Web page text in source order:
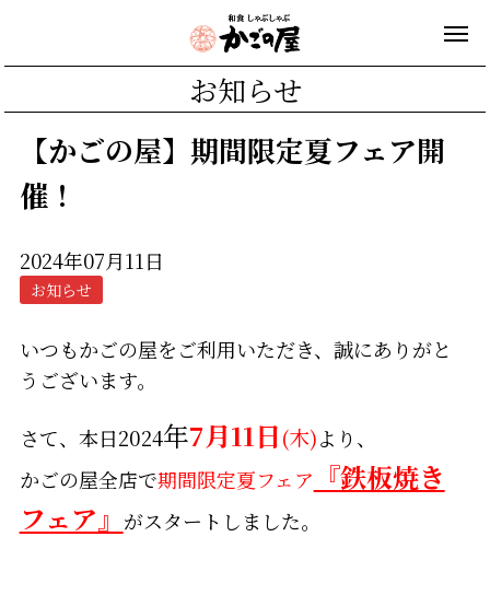
お知らせ
【かごの屋】期間限定夏フェア開
催！
2024年07月11日
お知らせ
いつもかごの屋をご利用いただき、誠にありがと
うございます。
さて、本日2024年7月11日(木)より、
かごの屋全店で期間限定夏フェア
『鉄板焼き
フェア』 がスタートしました。